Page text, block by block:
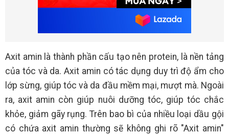
Axit amin là thành phần cấu tạo nên protein, là nền tảng
của tóc và da. Axit amin có tác dụng duy trì độ ẩm cho
lớp sừng, giúp tóc và da đầu mềm mại, mượt mà. Ngoài
ra, axit amin còn giúp nuôi dưỡng tóc, giúp tóc chắc
khỏe, giảm gãy rụng. Trên bao bì của nhiều loại dầu gội
có chứa axit amin thường sẽ không ghi rõ "Axit amin"